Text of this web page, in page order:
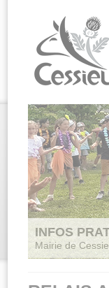
INFOS
Mairie de